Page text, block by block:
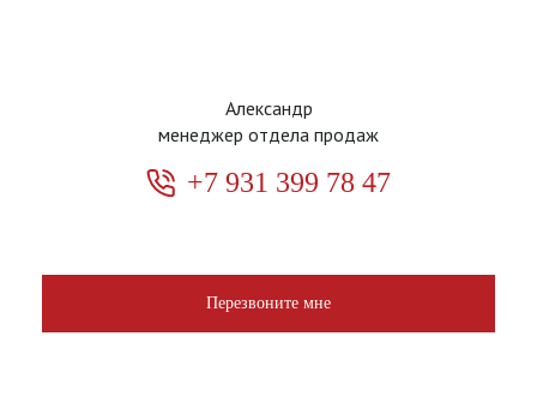
Александр
менеджер отдела продаж
+7 931 399 78 47
Перезвоните мне